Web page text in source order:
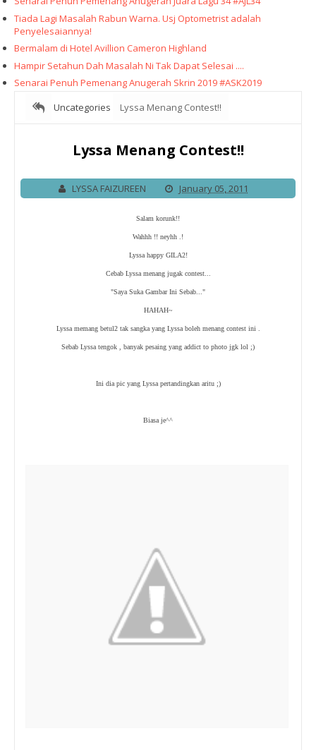
Tiada Lagi Masalah Rabun Warna. Usj Optometrist adalah
Penyelesaiannya!
Bermalam di Hotel Avillion Cameron Highland
Hampir Setahun Dah Masalah Ni Tak Dapat Selesai ....
Senarai Penuh Pemenang Anugerah Skrin 2019 #ASK2019
Uncategories
Lyssa Menang Contest!!
Lyssa Menang Contest!!
LYSSA FAIZUREEN January 05, 2011
Salam korunk!!
Wahhh !! neyhh .!
Lyssa happy GILA2!
Cebab Lyssa menang jugak contest...
"Saya Suka Gambar Ini Sebab..."
HAHAH~
Lyssa memang betul2 tak sangka yang Lyssa boleh menang contest ini .
Sebab Lyssa tengok , banyak pesaing yang addict to photo jgk lol ;)
Ini dia pic yang Lyssa pertandingkan aritu ;)
Biasa je^^